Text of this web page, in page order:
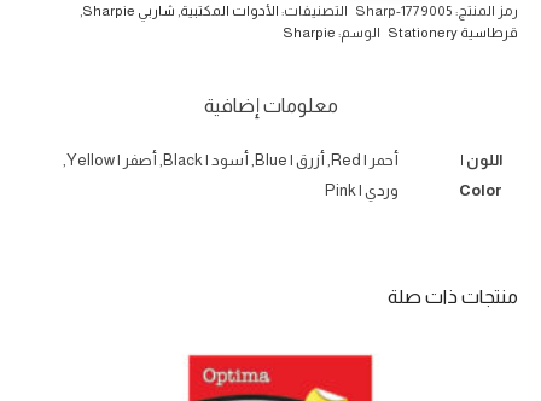
شاربي
متنوعة
رمز المنتج: Sharp-1779005 التصنيفات: الأدوات المكتبية شاربي Sharpie
قرطاسية Stationery
الوسم: Sharpie
معلومات إضافية
اللون |
Color
وردي | Pink
منتجات ذات صلة